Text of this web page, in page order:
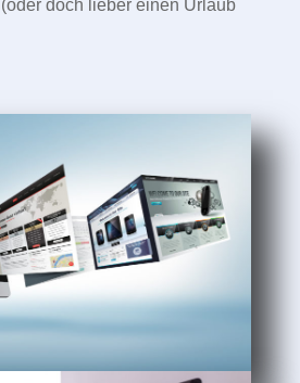
doch lieber einen Urlaub